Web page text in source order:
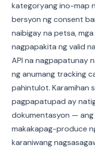
kategoryang ino-map
bersyon ng consent
naibigay na petsa,
nagpapakita ng valid
API na nagpapatunay
ng anumang tracking
pahintulot. Karamihan
pagpapatupad ay
dokumentasyon — ang
makakapag-produce
karaniwang